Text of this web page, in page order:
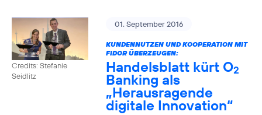
Credits: Stefanie
Seidlitz
01. September 2016
KUNDENNUTZEN UND KOOPERATION MIT
FIDOR ÜBERZEUGEN:
Handelsblatt kürt O2
Banking als
„Herausragende
digitale Innovation“